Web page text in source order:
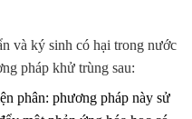
và ký sinh có hại trong nước
pháp khử trùng sau:
phân: phương pháp này sử